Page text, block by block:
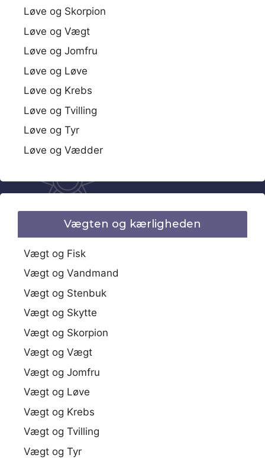
Løve og Skorpion
Løve og Vægt
Løve og Jomfru
Løve og Løve
Løve og Krebs
Løve og Tvilling
Løve og Tyr
Løve og Vædder
Vægten og kærligheden
Vægt og Fisk
Vægt og Vandmand
Vægt og Stenbuk
Vægt og Skytte
Vægt og Skorpion
Vægt og Vægt
Vægt og Jomfru
Vægt og Løve
Vægt og Krebs
Vægt og Tvilling
Vægt og Tyr